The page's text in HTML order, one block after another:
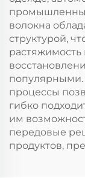
волокна
структурой,
процессы
гибко
им
передовые
продуктов,